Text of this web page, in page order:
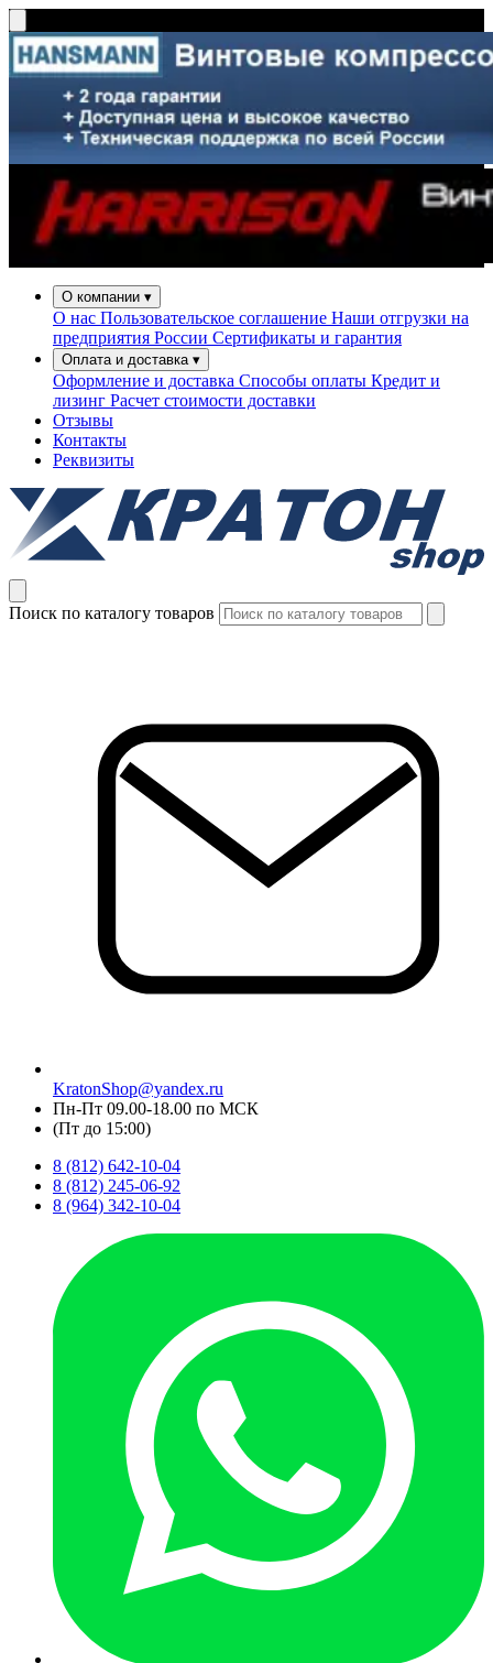
О компании ▾
О нас Пользовательское соглашение Наши отгрузки на
предприятия России Сертификаты и гарантия
Оплата и доставка ▾
Оформление и доставка Способы оплаты Кредит и
лизинг Расчет стоимости доставки
Отзывы
Контакты
Реквизиты
Поиск по каталогу товаров
KratonShop@yandex.ru
Пн-Пт 09.00-18.00 по МСК
(Пт до 15:00)
8 (812) 642-10-04
8 (812) 245-06-92
8 (964) 342-10-04